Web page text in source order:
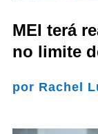
MEI terá
no limite
por Rachel